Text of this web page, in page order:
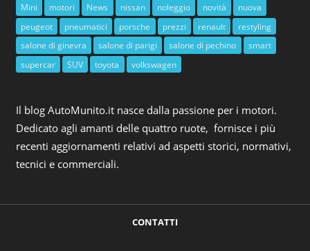
Mini
motori News nissan noleggio novità
nuova
peugeot
pneumatici porsche prezzi renault
restyling
salone di ginevra
salone di parigi salone di pechino
smart
supercar
SUV toyota volkswagen
Il blog AutoMunito.it nasce dalla passione per i motori.
Dedicato agli amanti delle quattro ruote, fornisce i più
recenti aggiornamenti relativi ad aspetti storici, normativi,
tecnici e commerciali.
CONTATTI